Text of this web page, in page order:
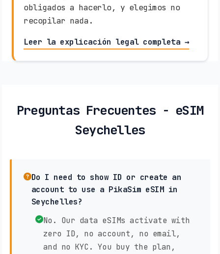
obligados a hacerlo, y elegimos no
recopilar nada.
Leer la explicación legal completa →
Preguntas Frecuentes - eSIM
Seychelles
Do I need to show ID or create an
account to use a PikaSim eSIM in
Seychelles?
No. Our data eSIMs activate with
zero ID, no account, no email,
and no KYC. You buy the plan,